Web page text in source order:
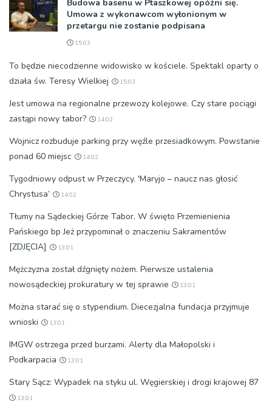
Budowa basenu w Ptaszkowej opóźni się.
Umowa z wykonawcom wyłonionym w
przetargu nie zostanie podpisana
15:03
To będzie niecodzienne widowisko w kościele. Spektakl oparty o
działa św. Teresy Wielkiej
15:03
Jest umowa na regionalne przewozy kolejowe. Czy stare pociągi
zastąpi nowy tabor?
14:02
Wojnicz rozbuduje parking przy węźle przesiadkowym. Powstanie
ponad 60 miejsc
14:02
Tygodniowy odpust w Przeczycy. 'Maryjo – naucz nas głosić
Chrystusa’
14:02
Tłumy na Sądeckiej Górze Tabor. W święto Przemienienia
Pańskiego bp Jeż przypominał o znaczeniu Sakramentów
[ZDJĘCIA]
13:01
Mężczyzna został dźgnięty nożem. Pierwsze ustalenia
nowosądeckiej prokuratury w tej sprawie
13:01
Można starać się o stypendium. Diecezjalna fundacja przyjmuje
wnioski
13:01
IMGW ostrzega przed burzami. Alerty dla Małopolski i
Podkarpacia
13:01
Stary Sącz: Wypadek na styku ul. Węgierskiej i drogi krajowej 87
13:01